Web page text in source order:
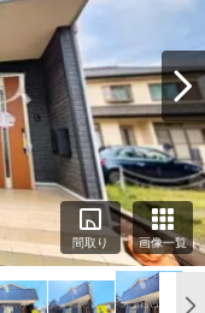
間取り 画像一覧